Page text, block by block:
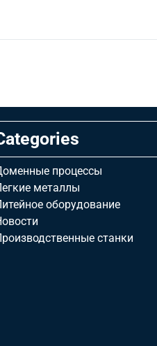
процессы
металлы
оборудование
станки